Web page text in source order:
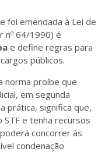
foi emendada à Lei de
nº 64/1990) é
e define regras para
públicos.
norma proíbe que
em segunda
prática, significa que,
STF e tenha recursos
concorrer às
condenação